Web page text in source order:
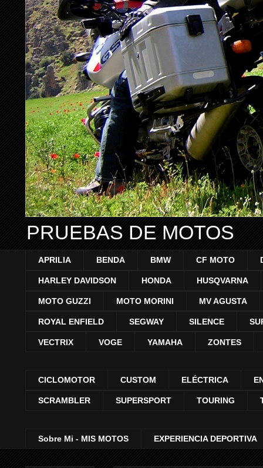
PRUEBAS DE MOTOS
APRILIA BENDA BMW CF MOTO
HARLEY DAVIDSON HONDA HUSQVARNA
MOTO GUZZI MOTO MORINI MV AGUSTA
ROYAL ENFIELD SEGWAY SILENCE
VECTRIX VOGE YAMAHA ZONTES
CICLOMOTOR CUSTOM ELÉCTRICA
SCRAMBLER SUPERSPORT TOURING
Sobre Mi - MIS MOTOS EXPERIENCIA DEPORTIVA